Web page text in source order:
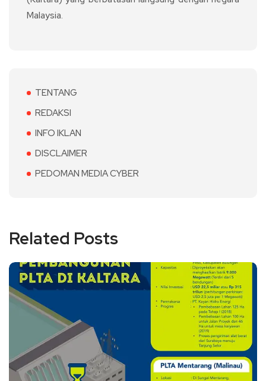
Malaysia.
TENTANG
REDAKSI
INFO IKLAN
DISCLAIMER
PEDOMAN MEDIA CYBER
Related Posts